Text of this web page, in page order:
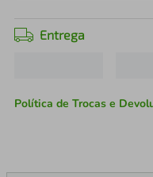
Entrega
Política de Trocas e